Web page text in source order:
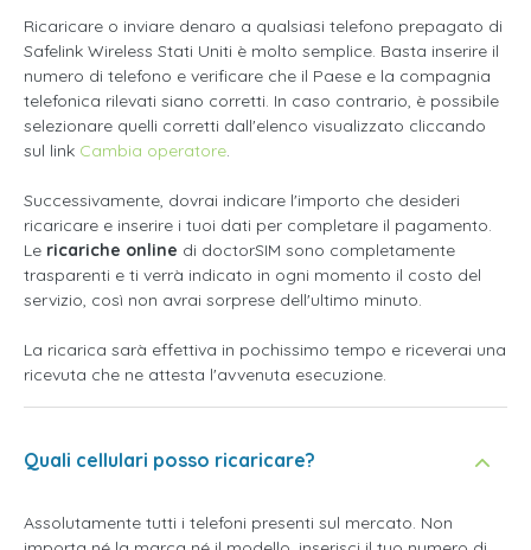
Ricaricare o inviare denaro a qualsiasi telefono prepagato di
Safelink Wireless Stati Uniti è molto semplice. Basta inserire il
numero di telefono e verificare che il Paese e la compagnia
telefonica rilevati siano corretti. In caso contrario, è possibile
selezionare quelli corretti dall'elenco visualizzato cliccando
sul link Cambia operatore.
Successivamente, dovrai indicare l'importo che desideri
ricaricare e inserire i tuoi dati per completare il pagamento.
Le ricariche online di doctorSIM sono completamente
trasparenti e ti verrà indicato in ogni momento il costo del
servizio, così non avrai sorprese dell'ultimo minuto.
La ricarica sarà effettiva in pochissimo tempo e riceverai una
ricevuta che ne attesta l'avvenuta esecuzione.
Quali cellulari posso ricaricare?
Assolutamente tutti i telefoni presenti sul mercato. Non